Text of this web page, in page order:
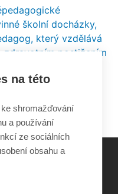
školní docházky,
který vzdělává
zdravotním postižením
speciální
Sirius
na této
shromažďování
a používání
ze sociálních
obsahu a